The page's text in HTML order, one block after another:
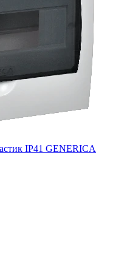
IP41 GENERICA